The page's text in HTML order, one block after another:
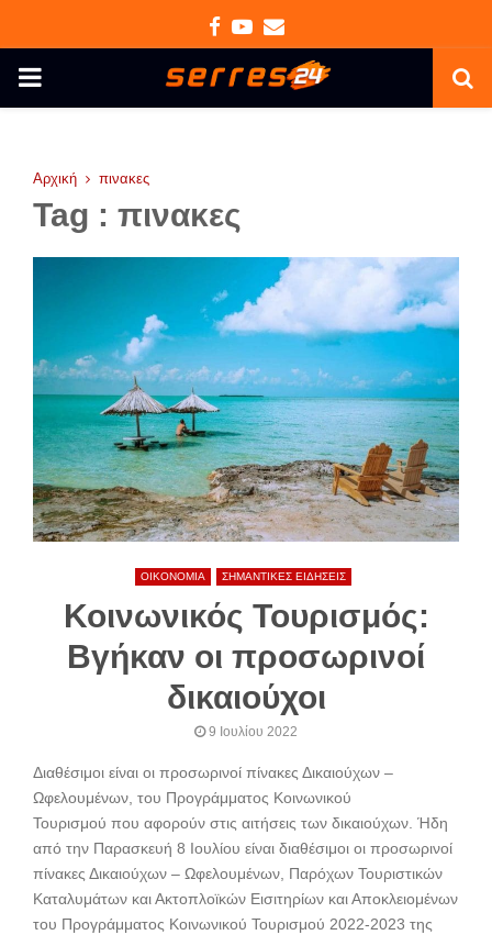
Facebook
Youtube
Email
PRIMARY
Αρχική πινακες
Tag : πινακες
ΟΙΚΟΝΟΜΙΑ ΣΗΜΑΝΤΙΚΕΣ ΕΙΔΗΣΕΙΣ
Κοινωνικός Τουρισμός:
Βγήκαν οι προσωρινοί
δικαιούχοι
9 Ιουλίου 2022
Διαθέσιμοι είναι οι προσωρινοί πίνακες Δικαιούχων –
Ωφελουμένων, του Προγράμματος Κοινωνικού
Τουρισμού που αφορούν στις αιτήσεις των δικαιούχων. Ήδη
από την Παρασκευή 8 Ιουλίου είναι διαθέσιμοι οι προσωρινοί
πίνακες Δικαιούχων – Ωφελουμένων, Παρόχων Τουριστικών
Καταλυμάτων και Ακτοπλοϊκών Εισιτηρίων και Αποκλειομένων
του Προγράμματος Κοινωνικού Τουρισμού 2022-2023 της